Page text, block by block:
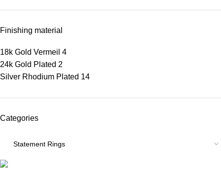
Finishing material
18k Gold Vermeil 4
24k Gold Plated 2
Silver Rhodium Plated 14
Categories